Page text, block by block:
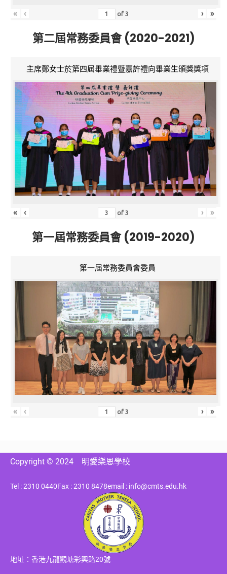
« ‹ of3 › »
第二屆常務委員會 (2020-2021)
主席鄭女士於第四屆畢業禮暨嘉許禮向畢業生頒獎獎項
« ‹ of3 › »
第一屆常務委員會 (2019-2020)
第一屆常務委員會委員
« ‹ of3 › »
Copyright © 2024 明愛樂恩學校
Tel : 2310 0440Fax : 2310 8478email : info@cmts.edu.hk
地址：香港九龍觀塘彩興路20號